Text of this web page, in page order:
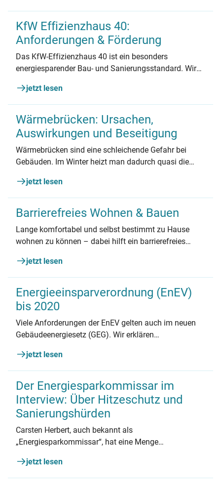
KfW Effizienzhaus 40:
Anforderungen & Förderung
Das KfW-Effizienzhaus 40 ist ein besonders
energiesparender Bau- und Sanierungsstandard. Wir
40 gestellt werden und wie Sie eine Förderung
beantragen.
jetzt lesen
Wärmebrücken: Ursachen,
Auswirkungen und Beseitigung
Wärmebrücken sind eine schleichende Gefahr bei
Gebäuden. Im Winter heizt man dadurch quasi die
Feuchteschäden sorgen. Das können Sie dagegen tun!
jetzt lesen
Barrierefreies Wohnen & Bauen
Lange komfortabel und selbst bestimmt zu Hause
wohnen zu können – dabei hilft ein barrierefreies
ankommt, wer bei der Finanzierung hilft und warum
auch Familien von einem barrierefreien Haus
profitieren.
jetzt lesen
Energieeinsparverordnung (EnEV)
bis 2020
Viele Anforderungen der EnEV gelten auch im neuen
Gebäudeenergiesetz (GEG). Wir erklären
Rückblick macht die Standards zur Energieeffizienz
besser verständlich.
jetzt lesen
Der Energiesparkommissar im
Interview: Über Hitzeschutz und
Sanierungshürden
Carsten Herbert, auch bekannt als
„Energiesparkommissar“, hat eine Menge
Hitzeschutz, sein neues Buch und die größten
Hemmschwellen beim Sanieren gesprochen.
jetzt lesen